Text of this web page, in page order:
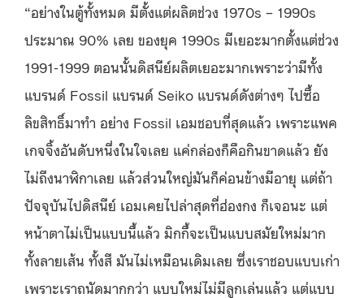
“อย่างในตู้ทั้งหมด มีตั้งแต่ผลิตช่วง 1970s – 1990s
ประมาณ 90% เลย ของยุค 1990s มีเยอะมากตั้งแต่ช่วง
1991-1999 ตอนนั้นดิสนีย์ผลิตเยอะมากเพราะว่ามีทั้ง
แบรนด์ Fossil แบรนด์ Seiko แบรนด์ดังต่างๆ ไปซื้อ
ลิขสิทธิ์มาทำ อย่าง Fossil เอมชอบที่สุดแล้ว เพราะแพค
เกจจิ้งอันดับหนึ่งในใจเลย แค่กล่องก็คือกินขาดแล้ว ยัง
ไม่ถึงนาฬิกาเลย แล้วส่วนใหญ่มันก็ค่อนข้างมีอายุ แต่ถ้า
ปัจจุบันไปดิสนีย์ เอมเคยไปล่าสุดที่ฮ่องกง ก็เจอนะ แต่
หน้าตาไม่เป็นแบบนี้แล้ว มิกกี้จะเป็นแบบสมัยใหม่มาก
ทั้งลายเส้น ทั้งสี มันไม่เหมือนเดิมเลย ซึ่งเราชอบแบบเก่า
เพราะเราถนัดมากกว่า แบบใหม่ไม่มีลูกเล่นแล้ว แต่แบบ